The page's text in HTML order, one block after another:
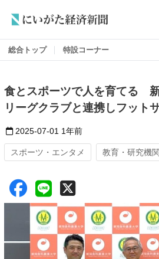
総合トップ 特設コーナー
食とスポーツで人を育てる
リーグクラブと連携しフット
2025-07-01 1年前
スポーツ・エンタメ 教育・研究機関